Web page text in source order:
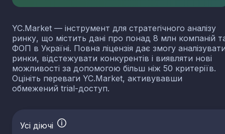
YC.Market — інструмент для стратегічного аналізу
ринку, що містить дані про понад 8 млн компаній
ФОП в Україні. Повна ліцензія дає змогу
ринки, відстежувати конкурентів і виявляти нові
можливості за допомогою більш ніж 50 критеріїв.
Оцініть переваги YC.Market, активувавши
обмежений trial-доступ.
Усі діючі